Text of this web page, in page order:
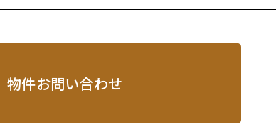
物件お問い合わせ